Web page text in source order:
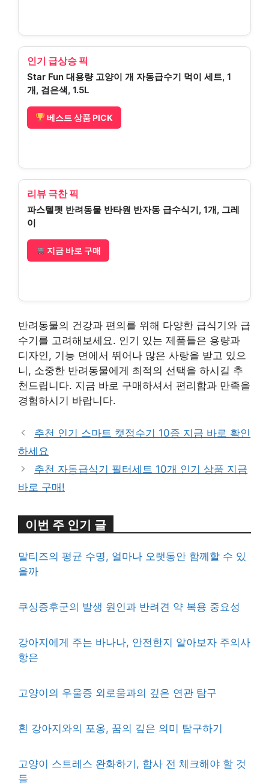
인기 급상승 픽
Star Fun 대용량 고양이 개 자동급수기 먹이 세트, 1
개, 검은색, 1.5L
베스트 상품 PICK
리뷰 극찬 픽
파스텔펫 반려동물 반타원 반자동 급수식기, 1개, 그레
이
지금 바로 구매
반려동물의 건강과 편의를 위해 다양한 급식기와 급
수기를 고려해보세요. 인기 있는 제품들은 용량과
디자인, 기능 면에서 뛰어나 많은 사랑을 받고 있으
니, 소중한 반려동물에게 최적의 선택을 하시길 추
천드립니다. 지금 바로 구매하셔서 편리함과 만족을
경험하시기 바랍니다.
추천 인기 스마트 캣정수기 10종 지금 바로 확인
하세요
추천 자동급식기 필터세트 10개 인기 상품 지금
바로 구매!
이번 주 인기 글
말티즈의 평균 수명, 얼마나 오랫동안 함께할 수 있
을까
쿠싱증후군의 발생 원인과 반려견 약 복용 중요성
강아지에게 주는 바나나, 안전한지 알아보자 주의사
항은
고양이의 우울증 외로움과의 깊은 연관 탐구
흰 강아지와의 포옹, 꿈의 깊은 의미 탐구하기
고양이 스트레스 완화하기, 합사 전 체크해야 할 것
들